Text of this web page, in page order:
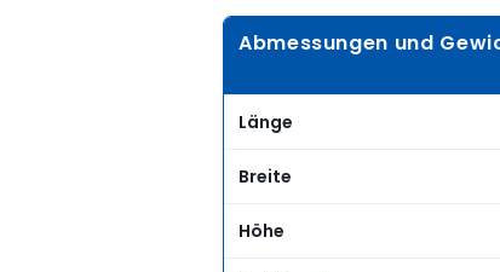
Abmessungen und
Länge
Breite
Höhe